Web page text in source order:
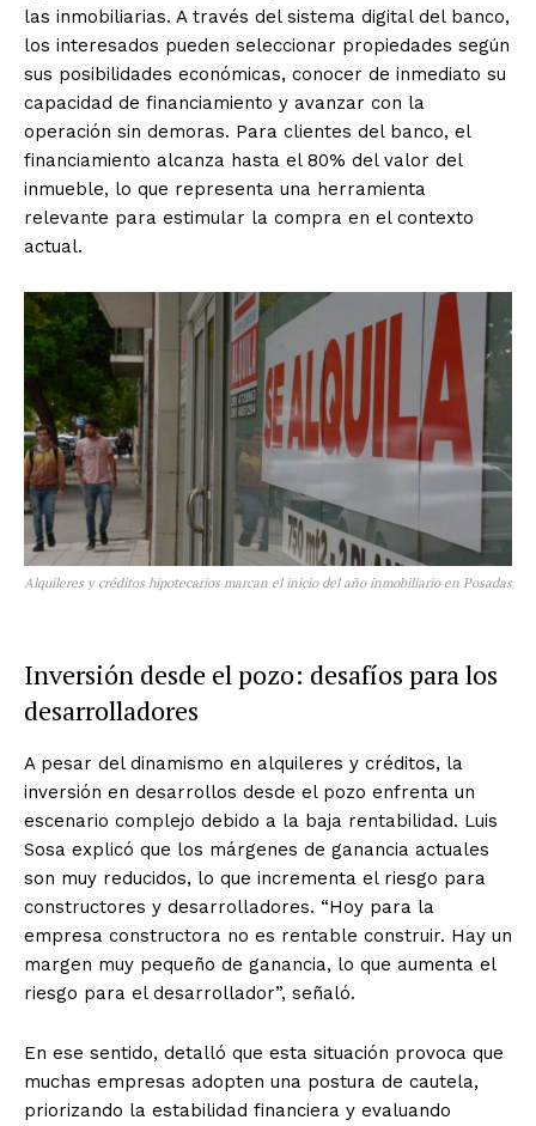
las inmobiliarias. A través del sistema digital del banco,
los interesados pueden seleccionar propiedades según
sus posibilidades económicas, conocer de inmediato su
capacidad de financiamiento y avanzar con la
operación sin demoras. Para clientes del banco, el
financiamiento alcanza hasta el 80% del valor del
inmueble, lo que representa una herramienta
relevante para estimular la compra en el contexto
actual.
Alquileres y créditos hipotecarios marcan el inicio del año inmobiliario en Posadas
Inversión desde el pozo: desafíos para los
desarrolladores
A pesar del dinamismo en alquileres y créditos, la
inversión en desarrollos desde el pozo enfrenta un
escenario complejo debido a la baja rentabilidad. Luis
Sosa explicó que los márgenes de ganancia actuales
son muy reducidos, lo que incrementa el riesgo para
constructores y desarrolladores. “Hoy para la
empresa constructora no es rentable construir. Hay un
margen muy pequeño de ganancia, lo que aumenta el
riesgo para el desarrollador”, señaló.
En ese sentido, detalló que esta situación provoca que
muchas empresas adopten una postura de cautela,
priorizando la estabilidad financiera y evaluando